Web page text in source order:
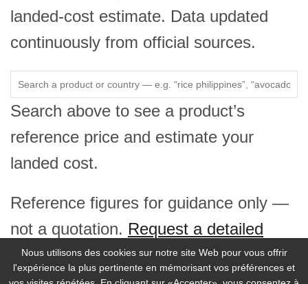
Nous utilisons des cookies sur notre site Web pour vous offrir
l'expérience la plus pertinente en mémorisant vos préférences et
landed-cost estimate. Data updated
continuously from official sources.
Search above to see a product’s
reference price and estimate your
landed cost.
Reference figures for guidance only —
not a quotation. Request a detailed
price report →